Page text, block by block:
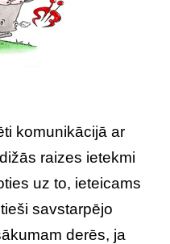
komunikācijā ar
raizes ietekmi
uz to, ieteicams
savstarpējo
derēs, ja